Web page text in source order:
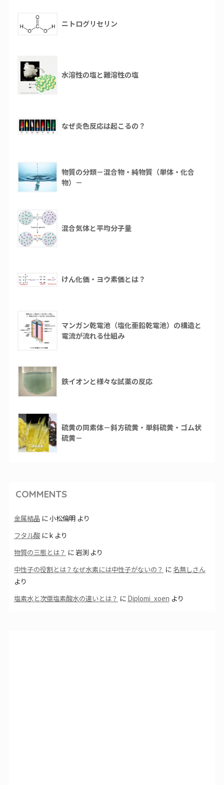
ニトログリセリン
水溶性の塩と難溶性の塩
なぜ炎色反応は起こるの？
物質の分類－混合物・純物質（単体・化合
物）－
混合気体と平均分子量
けん化価・ヨウ素価とは？
マンガン乾電池（塩化亜鉛乾電池）の構造と
電流が流れる仕組み
鉄イオンと様々な試薬の反応
硫黄の同素体－斜方硫黄・単斜硫黄・ゴム状
硫黄－
COMMENTS
金属結晶に小松倫明より
フタル酸にkより
物質の三態とは？ に岩渕より
中性子の役割とは？なぜ水素には中性子がないの？ に名無しさん
より
塩素水と次亜塩素酸水の違いとは？ に Diplomi_xoen より